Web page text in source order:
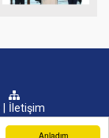
Anladım
İletişim